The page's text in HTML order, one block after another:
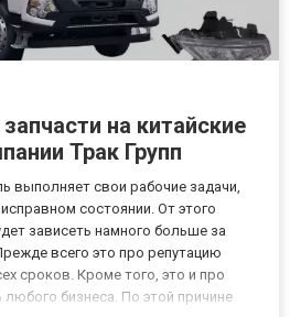
на китайские
Трак Групп
выполняет свои рабочие задачи,
состоянии. От этого
зависеть намного больше за
всего это про репутацию
сроков. Кроме того, это и про
бизнеса. По этой причине